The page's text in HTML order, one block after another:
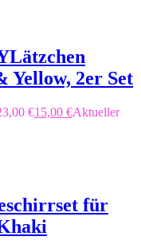
Lätzchen
Yellow, 2er Set
€15,00 €Aktueller
für